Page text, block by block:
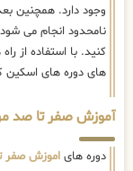
وجود دارد. همچنین
نامحدود انجام می
کنید. با استفاده از
های دوره های اسکین
آموزش صفر تا صد
دوره های اموزش صفر